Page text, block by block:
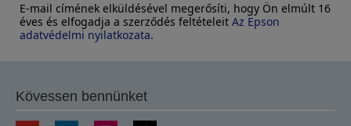
E-mail címének elküldésével megerősíti, hogy Ön elmúlt 16
éves és elfogadja a szerződés feltételeit Az Epson
adatvédelmi nyilatkozata.
Kövessen bennünket